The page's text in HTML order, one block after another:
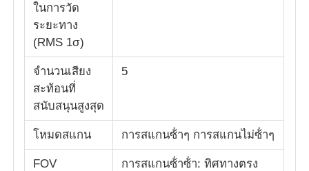
เครื่องบินไร้มือถืออุตสาหกรรม
โดรนพ่นยาการเกษตร
เสียงพึมพำ FPV
อะไหล่โดรน
ในการวัด
ระยะทาง
(RMS 1σ)
จํานวนเสียง
สะท้อนที่
สนับสนุนสูงสุด
5
โหมดสแกน การสแกนซ้ําๆ การสแกนไม่ซ้ําๆ
FOV
การสแกนซ้ําซ้ํา: ทิศทางตรง